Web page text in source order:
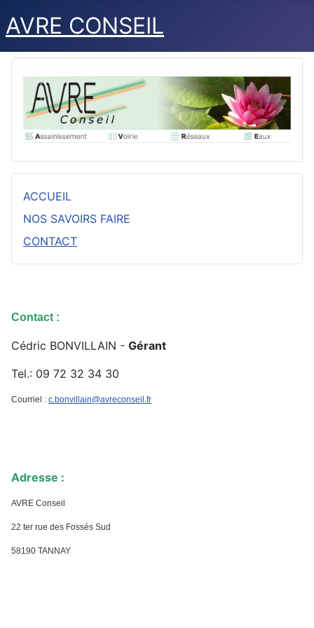
AVRE CONSEIL
ACCUEIL
NOS SAVOIRS FAIRE
CONTACT
Contact :
Cédric BONVILLAIN - Gérant
Tel.: 09 72 32 34 30
Courriel : c.bonvillain@avreconseil.fr
Adresse :
AVRE Conseil
22 ter rue des Fossés Sud
58190 TANNAY